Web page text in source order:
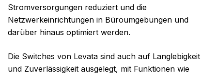
Stromversorgungen reduziert und die
Netzwerkeinrichtungen in Büroumgebungen und
darüber hinaus optimiert werden.
Die Switches von Levata sind auch auf Langlebigkeit
und Zuverlässigkeit ausgelegt, mit Funktionen wie